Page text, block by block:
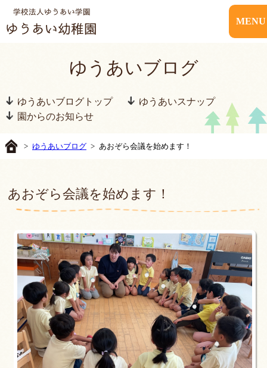
MENU
ゆうあいブログ
ゆうあいブログトップ
ゆうあいスナップ
園からのお知らせ
> ゆうあいブログ> あおぞら会議を始めます！
あおぞら会議を始めます！